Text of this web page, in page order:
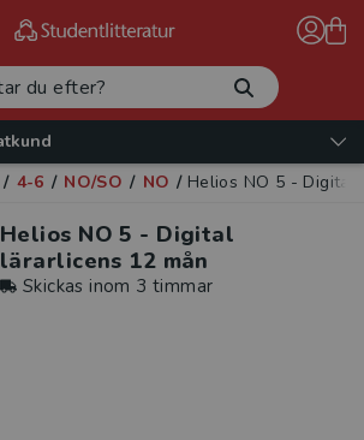
/ 4-6 / NO/SO / NO / Helios NO 5 - Digital
Helios NO 5 - Digital
lärarlicens 12 mån
Skickas inom 3 timmar